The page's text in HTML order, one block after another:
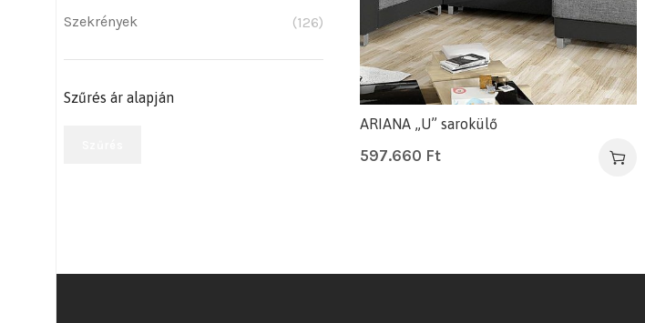
Szekrények
(126)
Szűrés ár alapján
ARIANA „U” sarokülő
597.660 Ft